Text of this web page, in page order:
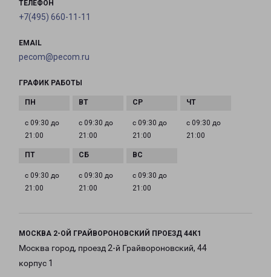
ТЕЛЕФОН
+7(495) 660-11-11
EMAIL
pecom@pecom.ru
ГРАФИК РАБОТЫ
с 09:30 до
21:00
с 09:30 до
21:00
с 09:30 до
21:00
с 09:30 до
21:00
с 09:30 до
21:00
с 09:30 до
21:00
с 09:30 до
21:00
МОСКВА 2-ОЙ ГРАЙВОРОНОВСКИЙ ПРОЕЗД 44К1
Москва город, проезд 2-й Грайвороновский, 44
корпус 1